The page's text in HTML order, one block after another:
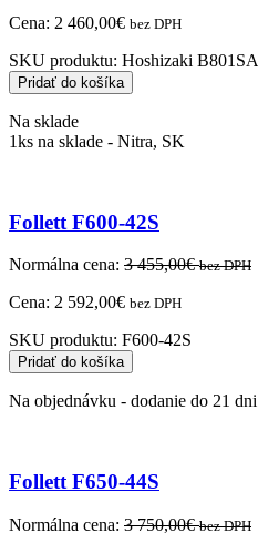
Cena: 2 460,00€ bez DPH
SKU produktu: Hoshizaki B801SA
Pridať do košíka
Na sklade
1ks na sklade - Nitra, SK
Follett F600-42S
Normálna cena: 3 455,00€ bez DPH
Cena: 2 592,00€ bez DPH
SKU produktu: F600-42S
Pridať do košíka
Na objednávku - dodanie do 21 dni
Follett F650-44S
Normálna cena: 3 750,00€ bez DPH